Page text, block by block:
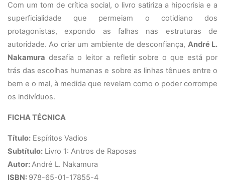
Com um tom de crítica social, o livro satiriza a hipocrisia e a
superficialidade que permeiam o cotidiano dos
protagonistas, expondo as falhas nas estruturas de
autoridade. Ao criar um ambiente de desconfiança, André L.
Nakamura desafia o leitor a refletir sobre o que está por
trás das escolhas humanas e sobre as linhas tênues entre o
bem e o mal, à medida que revelam como o poder corrompe
os indivíduos.
FICHA TÉCNICA
Título: Espíritos Vadios
Subtítulo: Livro 1: Antros de Raposas
Autor: André L. Nakamura
ISBN: 978-65-01-17855-4